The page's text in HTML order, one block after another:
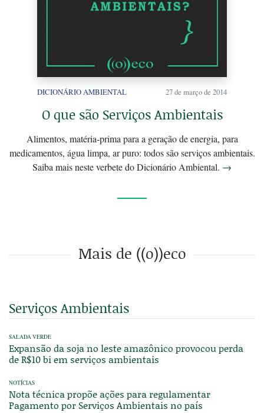
DICIONÁRIO AMBIENTAL 27 de março de 2014
O que são Serviços Ambientais
Alimentos, matéria-prima para a geração de energia, para
medicamentos, água limpa, ar puro: todos são serviços ambientais.
Saiba mais neste verbete do Dicionário Ambiental. →
Mais de ((o))eco
Serviços Ambientais
SALADA VERDE
Expansão da soja no leste amazônico provocou perda
de R$10 bi em serviços ambientais
NOTÍCIAS
Nota técnica propõe ações para regulamentar
Pagamento por Serviços Ambientais no país